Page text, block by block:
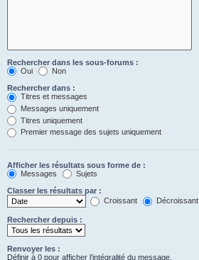
Rechercher dans les sous-forums :
Oui
Non
Rechercher dans :
Titres et messages
Messages uniquement
Titres uniquement
Premier message des sujets uniquement
Afficher les résultats sous forme de :
Messages
Sujets
Classer les résultats par :
Croissant
Décroissant
Rechercher depuis :
Renvoyer les :
Définir à 0 pour afficher l’intégralité du message.